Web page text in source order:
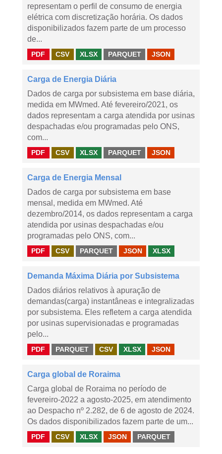
representam o perfil de consumo de energia
elétrica com discretização horária. Os dados
disponibilizados fazem parte de um processo
de...
PDF CSV XLSX PARQUET JSON
Carga de Energia Diária
Dados de carga por subsistema em base diária,
medida em MWmed. Até fevereiro/2021, os
dados representam a carga atendida por usinas
despachadas e/ou programadas pelo ONS,
com...
PDF CSV XLSX PARQUET JSON
Carga de Energia Mensal
Dados de carga por subsistema em base
mensal, medida em MWmed. Até
dezembro/2014, os dados representam a carga
atendida por usinas despachadas e/ou
programadas pelo ONS, com...
PDF CSV PARQUET JSON XLSX
Demanda Máxima Diária por Subsistema
Dados diários relativos à apuração de
demandas(carga) instantâneas e integralizadas
por subsistema. Eles refletem a carga atendida
por usinas supervisionadas e programadas
pelo...
PDF PARQUET CSV XLSX JSON
Carga global de Roraima
Carga global de Roraima no período de
fevereiro-2022 a agosto-2025, em atendimento
ao Despacho nº 2.282, de 6 de agosto de 2024.
Os dados disponibilizados fazem parte de um...
PDF CSV XLSX JSON PARQUET